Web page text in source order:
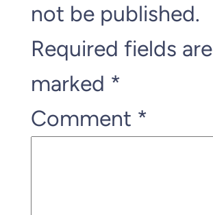
not be published.
Required fields are
marked *
Comment *